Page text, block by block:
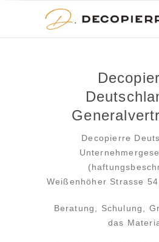
Decopierre
Weißenhöher Strasse
Beratung, Schulung,
das